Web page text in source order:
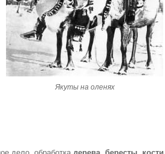
Якуты на оленях